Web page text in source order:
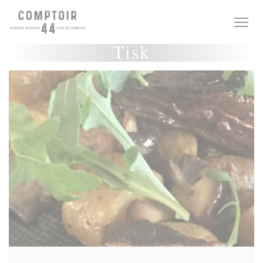
Panel pro správu cookies
Tisk